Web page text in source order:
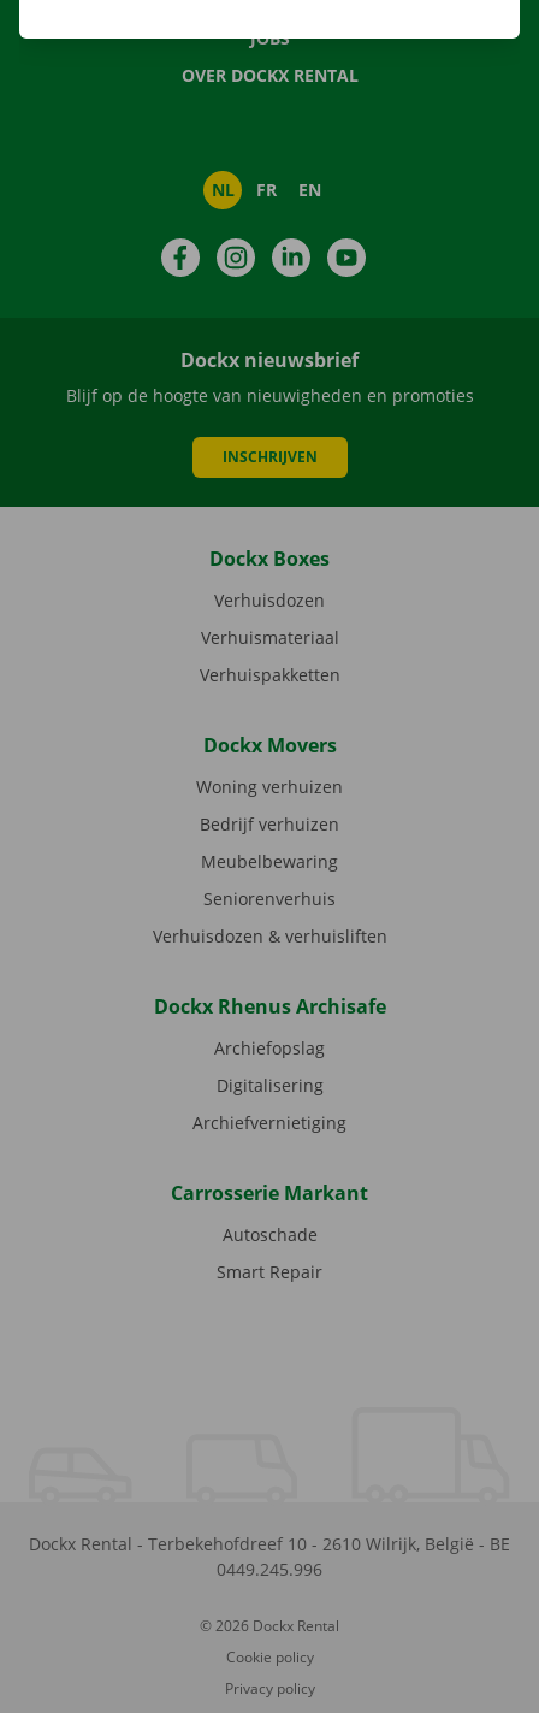
JOBS
OVER DOCKX RENTAL
NL FR EN
FacebookInstagramLinkedIn
Dockx nieuwsbrief
Blijf op de hoogte van nieuwigheden en promoties
INSCHRIJVEN
Dockx Boxes
Verhuisdozen
Verhuismateriaal
Verhuispakketten
Dockx Movers
Woning verhuizen
Bedrijf verhuizen
Meubelbewaring
Seniorenverhuis
Verhuisdozen & verhuisliften
Dockx Rhenus Archisafe
Archiefopslag
Digitalisering
Archiefvernietiging
Carrosserie Markant
Autoschade
Smart Repair
Dockx Rental - Terbekehofdreef 10 - 2610 Wilrijk, België - BE
0449.245.996
© 2026 Dockx Rental
Cookie policy
Privacy policy